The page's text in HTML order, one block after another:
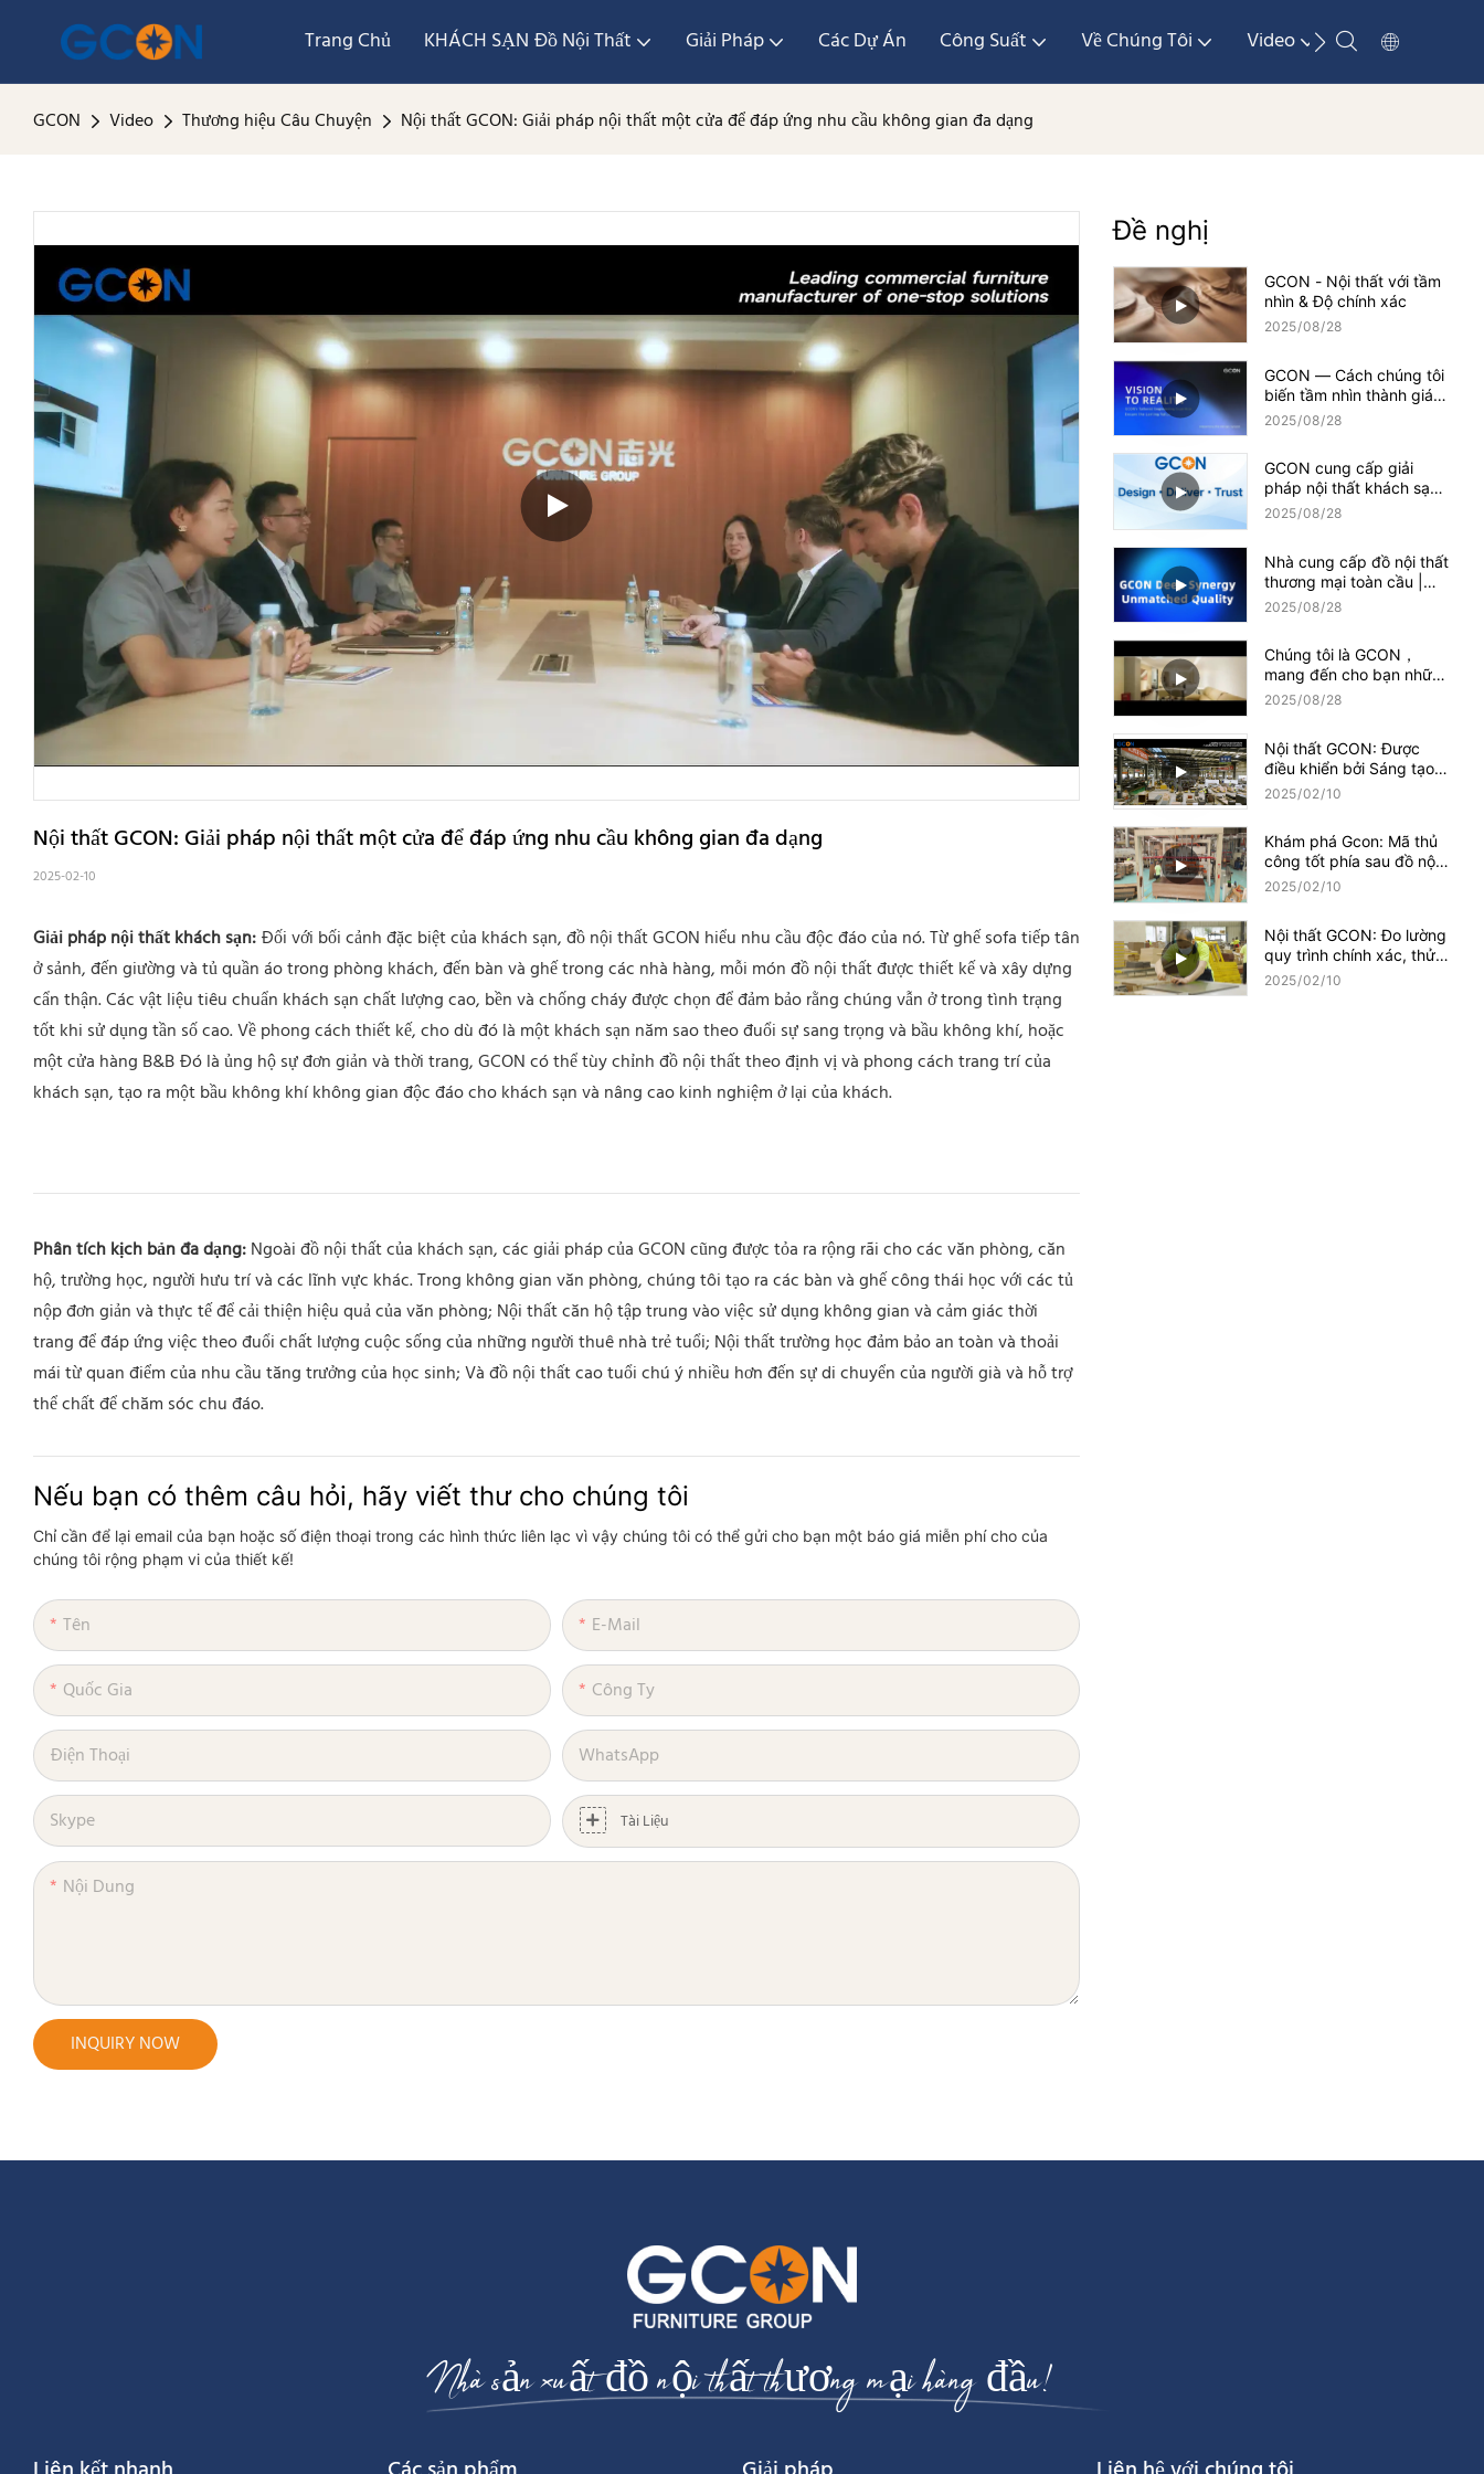
Trang Chủ KHÁCH SẠN Đồ Nội Thất Giải Pháp Các Dự Án Công Suất Về Chúng Tôi Video Phương Tiện
GCON Video Thương hiệu Câu Chuyện Nội thất GCON: Giải pháp nội thất một cửa để đáp ứng nhu cầu không gian đa dạng
Nội thất GCON: Giải pháp nội thất một cửa để đáp ứng nhu cầu không gian đa dạng
2025-02-10
Giải pháp nội thất khách sạn:Đối với bối cảnh đặc biệt của khách sạn, đồ nội thất GCON hiểu nhu cầu độc đáo của nó. Từ ghế sofa tiếp tân
ở sảnh, đến giường và tủ quần áo trong phòng khách, đến bàn và ghế trong các nhà hàng, mỗi món đồ nội thất được thiết kế và xây dựng
cẩn thận. Các vật liệu tiêu chuẩn khách sạn chất lượng cao, bền và chống cháy được chọn để đảm bảo rằng chúng vẫn ở trong tình trạng
tốt khi sử dụng tần số cao. Về phong cách thiết kế, cho dù đó là một khách sạn năm sao theo đuổi sự sang trọng và bầu không khí, hoặc
một cửa hàng B&B Đó là ủng hộ sự đơn giản và thời trang, GCON có thể tùy chỉnh đồ nội thất theo định vị và phong cách trang trí của
khách sạn, tạo ra một bầu không khí không gian độc đáo cho khách sạn và nâng cao kinh nghiệm ở lại của khách.
Phân tích kịch bản đa dạng:Ngoài đồ nội thất của khách sạn, các giải pháp của GCON cũng được tỏa ra rộng rãi cho các văn phòng, căn
hộ, trường học, người hưu trí và các lĩnh vực khác. Trong không gian văn phòng, chúng tôi tạo ra các bàn và ghế công thái học với các tủ
nộp đơn giản và thực tế để cải thiện hiệu quả của văn phòng; Nội thất căn hộ tập trung vào việc sử dụng không gian và cảm giác thời
trang để đáp ứng việc theo đuổi chất lượng cuộc sống của những người thuê nhà trẻ tuổi; Nội thất trường học đảm bảo an toàn và thoải
mái từ quan điểm của nhu cầu tăng trưởng của học sinh; Và đồ nội thất cao tuổi chú ý nhiều hơn đến sự di chuyển của người già và hỗ trợ
thể chất để chăm sóc chu đáo.
Nếu bạn có thêm câu hỏi, hãy viết thư cho chúng tôi
Chỉ cần để lại email của bạn hoặc số điện thoại trong các hình thức liên lạc vì vậy chúng tôi có thể gửi cho bạn một báo giá miễn phí cho của
chúng tôi rộng phạm vi của thiết kế!
Tên E-Mail
Quốc Gia Công Ty
Điện Thoại WhatsApp
Skype Tài Liệu
Nội Dung
INQUIRY NOW
Đề nghị
GCON - Nội thất với tầm
nhìn & Độ chính xác
2025 08 28
GCON — Cách chúng tôi
biến tầm nhìn thành giá
trị
2025 08 28
GCON cung cấp giải
pháp nội thất khách sạn
cao cấp như thế nào
2025 08 28
Nhà cung cấp đồ nội thất
thương mại toàn cầu |
Nhà sản xuất GCON kể
2025 08 28
Chúng tôi là GCON，
mang đến cho bạn những
thử thách chất lượng khó
2025 08 28
Nội thất GCON: Được
điều khiển bởi Sáng tạo R
& D, được thí điểm theo
2025 02 10
Khám phá Gcon: Mã thủ
công tốt phía sau đồ nội
thất khách sạn
2025 02 10
Nội thất GCON: Đo lường
quy trình chính xác, thử
nghiệm sản phẩm nghiêm
2025 02 10
Nhà sản xuất đồ nội thất thương mại hàng đầu!